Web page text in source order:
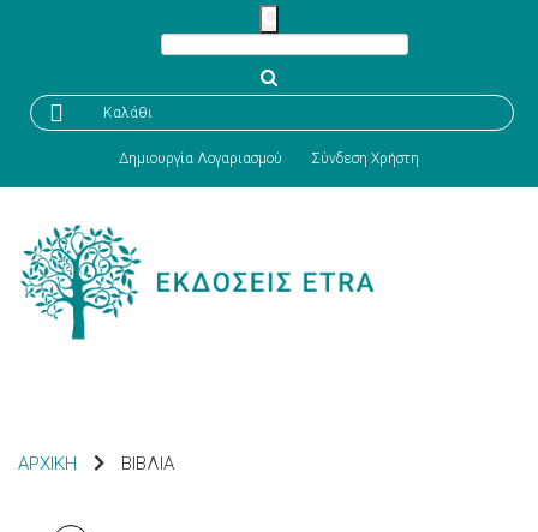
 Καλάθι
Δημιουργία Λογαριασμού Σύνδεση Χρήστη
ΑΡΧΙΚΗ ΒΙΒΛΙΑ